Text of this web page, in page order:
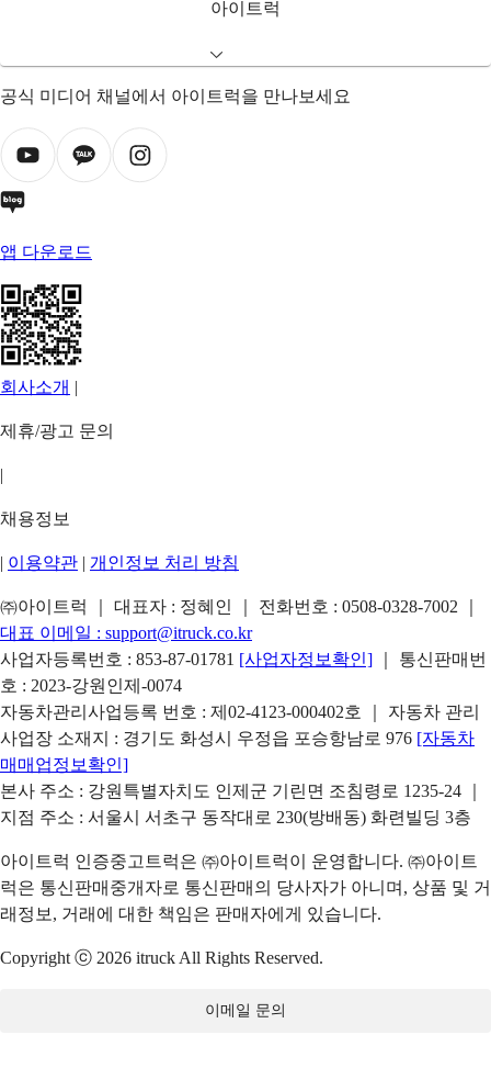
아이트럭
공식 미디어 채널에서 아이트럭을 만나보세요
앱 다운로드
회사소개 |
제휴/광고 문의
|
채용정보
| 이용약관 | 개인정보 처리 방침
㈜아이트럭 ｜ 대표자 : 정혜인 ｜ 전화번호 : 0508-0328-7002
대표 이메일 : support@itruck.co.kr
사업자등록번호 : 853-87-01781 [사업자정보확인]
｜ 통신판매번
호 : 2023-강원인제-0074
자동차관리사업등록 번호 : 제02-4123-000402호 ｜ 자동차 관리
사업장 소재지 : 경기도 화성시 우정읍 포승항남로 976 [자동차
매매업정보확인]
본사 주소 : 강원특별자치도 인제군 기린면 조침령로 1235-24 ｜
지점 주소 : 서울시 서초구 동작대로 230(방배동) 화련빌딩 3층
아이트럭 인증중고트럭은 ㈜아이트럭이 운영합니다. ㈜아이트
럭은 통신판매중개자로 통신판매의 당사자가 아니며, 상품 및 거
래정보, 거래에 대한 책임은 판매자에게 있습니다.
Copyright ⓒ 2026 itruck All Rights Reserved.
이메일 문의